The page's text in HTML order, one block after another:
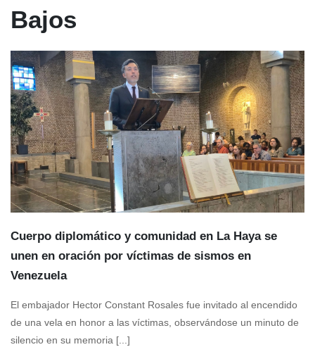
Bajos
Cuerpo diplomático y comunidad en La Haya se
unen en oración por víctimas de sismos en
Venezuela
El embajador Hector Constant Rosales fue invitado al encendido
de una vela en honor a las víctimas, observándose un minuto de
silencio en su memoria [...]